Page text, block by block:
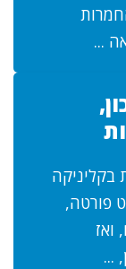
...
בקליניקה
פורטה,
ואז
...